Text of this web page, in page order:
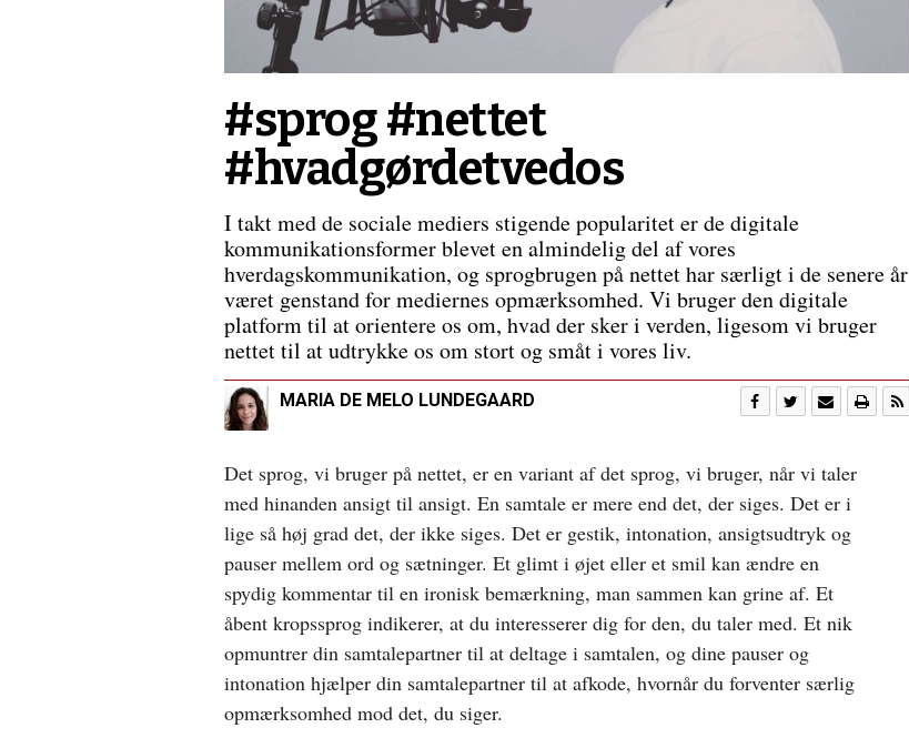
#sprog #nettet
#hvadgørdetvedos
I takt med de sociale mediers stigende popularitet er de digitale
kommunikationsformer blevet en almindelig del af vores
hverdagskommunikation, og sprogbrugen på nettet har særligt i de senere år
været genstand for mediernes opmærksomhed. Vi bruger den digitale
platform til at orientere os om, hvad der sker i verden, ligesom vi bruger
nettet til at udtrykke os om stort og småt i vores liv.
MARIA DE MELO LUNDEGAARD
Det sprog, vi bruger på nettet, er en variant af det sprog, vi bruger, når vi taler
med hinanden ansigt til ansigt. En samtale er mere end det, der siges. Det er i
lige så høj grad det, der ikke siges. Det er gestik, intonation, ansigtsudtryk og
pauser mellem ord og sætninger. Et glimt i øjet eller et smil kan ændre en
spydig kommentar til en ironisk bemærkning, man sammen kan grine af. Et
åbent kropssprog indikerer, at du interesserer dig for den, du taler med. Et nik
opmuntrer din samtalepartner til at deltage i samtalen, og dine pauser og
intonation hjælper din samtalepartner til at afkode, hvornår du forventer særlig
opmærksomhed mod det, du siger.